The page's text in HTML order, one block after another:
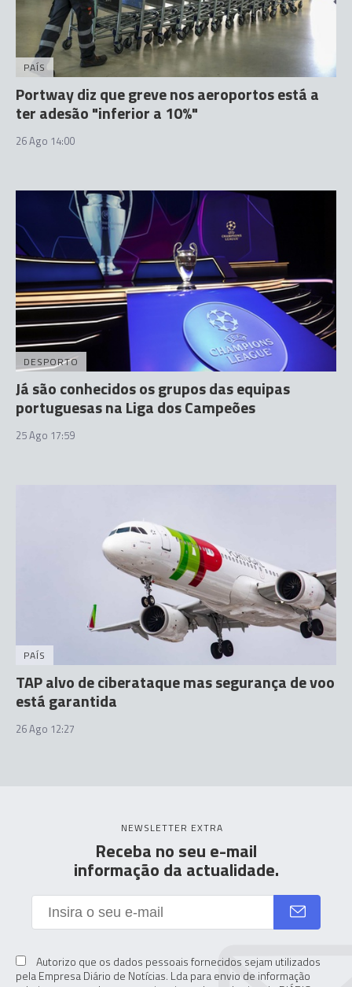
PAÍS
Portway diz que greve nos aeroportos está a
ter adesão "inferior a 10%"
26 Ago 14:00
DESPORTO
Já são conhecidos os grupos das equipas
portuguesas na Liga dos Campeões
25 Ago 17:59
PAÍS
TAP alvo de ciberataque mas segurança de voo
está garantida
26 Ago 12:27
NEWSLETTER EXTRA
Receba no seu e-mail
informação da actualidade.
Autorizo que os dados pessoais fornecidos sejam utilizados
pela Empresa Diário de Notícias. Lda para envio de informação